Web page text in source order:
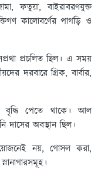
ফতুয়া, বাইরাবরণযুক্ত
কালোবর্ণের পাগড়ি ও
প্রচলিত ছিল। এ সময়
দরবারে গ্রিক, বার্বার,
বৃদ্ধি পেতে থাকে। আল
দাসের অবস্থান ছিল।
নয়, গোসল করা,